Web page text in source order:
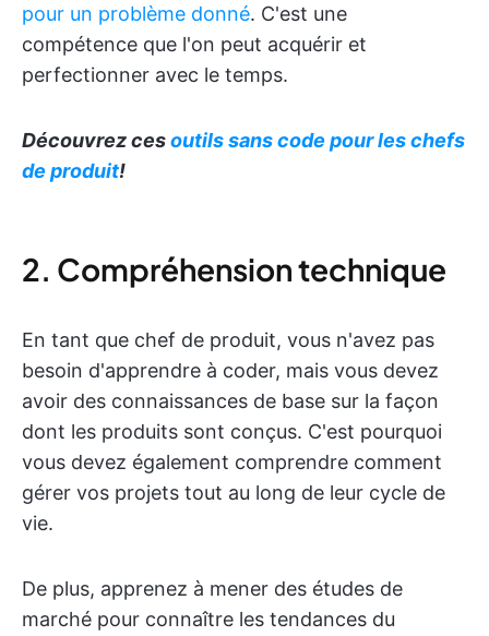
pour un problème donné. C'est une
compétence que l'on peut acquérir et
perfectionner avec le temps.
Découvrez cesoutils sans code pour les chefs
de produit!
2. Compréhension technique
En tant que chef de produit, vous n'avez pas
besoin d'apprendre à coder, mais vous devez
avoir des connaissances de base sur la façon
dont les produits sont conçus. C'est pourquoi
vous devez également comprendre comment
gérer vos projets tout au long de leur cycle de
vie.
De plus, apprenez à mener des études de
marché pour connaître les tendances du